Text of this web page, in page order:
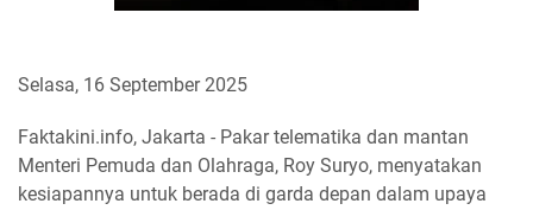
Selasa, 16 September 2025
Faktakini.info, Jakarta - Pakar telematika dan mantan
Menteri Pemuda dan Olahraga, Roy Suryo, menyatakan
kesiapannya untuk berada di garda depan dalam upaya